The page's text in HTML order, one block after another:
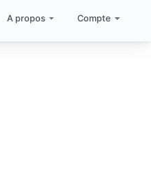
A propos Compte